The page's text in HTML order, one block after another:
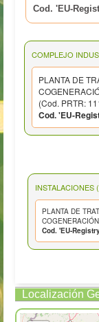
Cod. 'EU-
COMPLEJO
PLANTA DE
(Cod. PRTR:
Cod. 'EU-
INSTALACIONES
PLANTA DE
Cod. 'EU-
Localización